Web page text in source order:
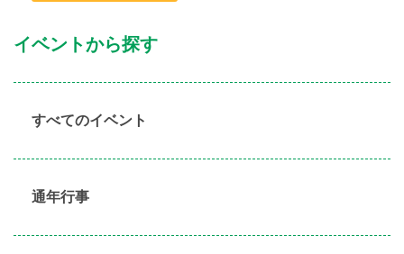
イベントから探す
すべてのイベント
通年行事